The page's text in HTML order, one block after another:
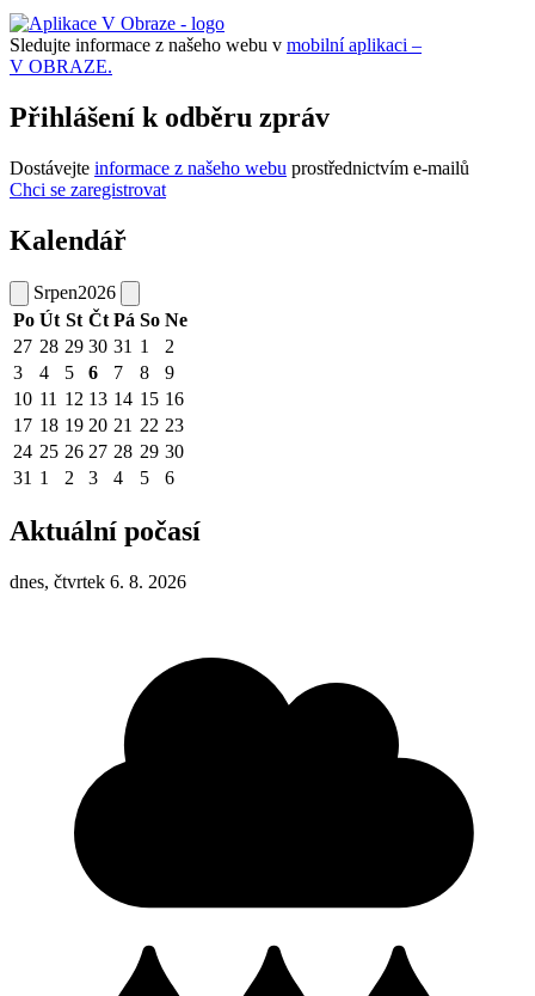
Sledujte informace z našeho webu v mobilní aplikaci –
V OBRAZE.
Přihlášení k odběru zpráv
Dostávejte informace z našeho webu prostřednictvím e-mailů
Chci se zaregistrovat
Kalendář
Srpen2026
Po Út St Čt Pá So Ne
27 28 29 30 31 1
2
3
4 5 6 7 8
9
10 11 12 13 14 15 16
17 18 19 20 21 22 23
24 25 26 27 28 29 30
31 1 2 3 4 5 6
Aktuální počasí
dnes, čtvrtek 6. 8. 2026